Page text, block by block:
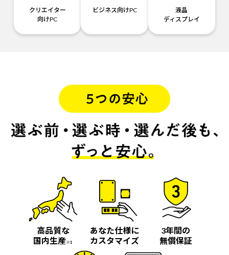
クリエイター
向けPC
ビジネス向けPC
液晶
ディスプレイ
高品質な
国内生産※1
あなた仕様に
カスタマイズ
3年間の
無償保証